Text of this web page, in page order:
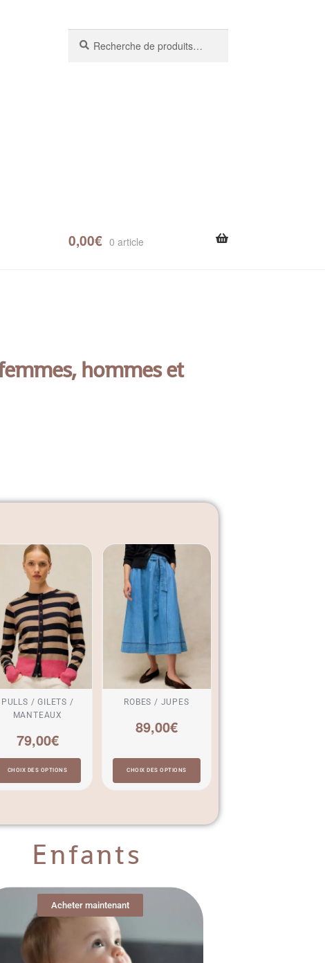
0,00€ 0 article
hommes et
PULLS / GILETS /
MANTEAUX
79,00€
CHOIX DES OPTIONS
ROBES / JUPES
89,00€
CHOIX DES OPTIONS
Enfants
Acheter maintenant